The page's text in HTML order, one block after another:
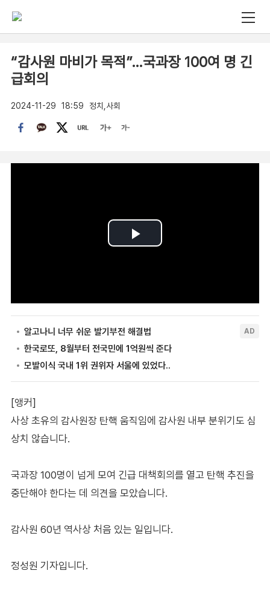
“감사원 마비가 목적”…국과장 100여 명 긴
급회의
2024-11-29 18:59 정치,사회
[앵커]
사상 초유의 감사원장 탄핵 움직임에 감사원 내부 분위기도 심
상치 않습니다.
국과장 100명이 넘게 모여 긴급 대책회의를 열고 탄핵 추진을
중단해야 한다는 데 의견을 모았습니다.
감사원 60년 역사상 처음 있는 일입니다.
정성원 기자입니다.